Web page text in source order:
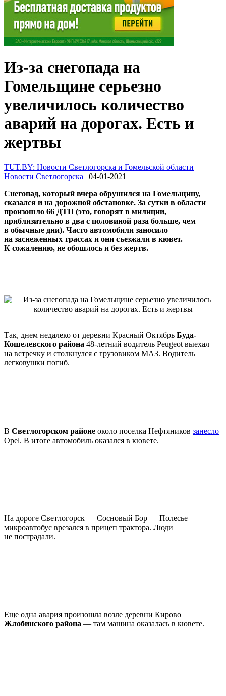
Из-за снегопада на
Гомельщине серьезно
увеличилось количество
аварий на дорогах. Есть и
жертвы
TUT.BY: Новости Светлогорска и Гомельской области
Новости Светлогорска | 04-01-2021
Снегопад, который вчера обрушился на Гомельщину,
сказался и на дорожной обстановке. За сутки в области
произошло 66 ДТП (это, говорят в милиции,
приблизительно в два с половиной раза больше, чем
в обычные дни). Часто автомобили заносило
на заснеженных трассах и они съезжали в кювет.
К сожалению, не обошлось и без жертв.
Так, днем недалеко от деревни Красный Октябрь Буда-
Кошелевского района 48-летний водитель Peugeot выехал
на встречку и столкнулся с грузовиком МАЗ. Водитель
легковушки погиб.
В Светлогорском районе около поселка Нефтяников занесло
Opel. В итоге автомобиль оказался в кювете.
На дороге Светлогорск — Сосновый Бор — Полесье
микроавтобус врезался в прицеп трактора. Люди
не пострадали.
Еще одна авария произошла возле деревни Кирово
Жлобинского района — там машина оказалась в кювете.